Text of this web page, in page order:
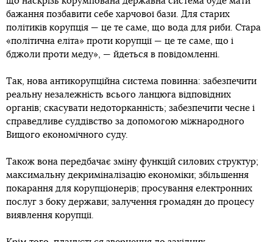
бажання позбавити себе харчової бази. Для старих
політиків корупція — це те саме, що вода для риби. Стара
«політична еліта» проти корупції — це те саме, що і
бджоли проти меду», — йдеться в повідомленні.
Так, нова антикорупційна система повинна: забезпечити
реальну незалежність всього ланцюга відповідних
органів; скасувати недоторканність; забезпечити чесне і
справедливе суддівство за допомогою міжнародного
Вищого економічного суду.
Також вона передбачає зміну функцій силових структур;
максимальну декриміналізацію економіки; збільшення
покарання для корупціонерів; просування електронних
послуг з боку держави; залучення громадян до процесу
виявлення корупції.